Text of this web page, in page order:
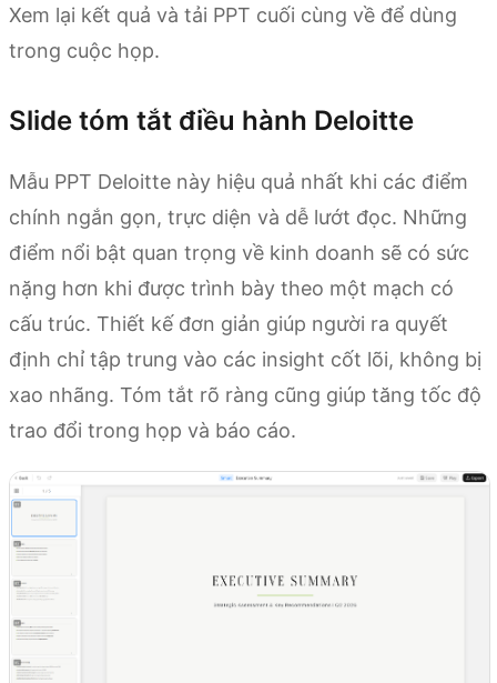
Xem lại kết quả và tải PPT cuối cùng về để dùng
trong cuộc họp.
Slide tóm tắt điều hành Deloitte
Mẫu PPT Deloitte này hiệu quả nhất khi các điểm
chính ngắn gọn, trực diện và dễ lướt đọc. Những
điểm nổi bật quan trọng về kinh doanh sẽ có sức
nặng hơn khi được trình bày theo một mạch có
cấu trúc. Thiết kế đơn giản giúp người ra quyết
định chỉ tập trung vào các insight cốt lõi, không bị
xao nhãng. Tóm tắt rõ ràng cũng giúp tăng tốc độ
trao đổi trong họp và báo cáo.